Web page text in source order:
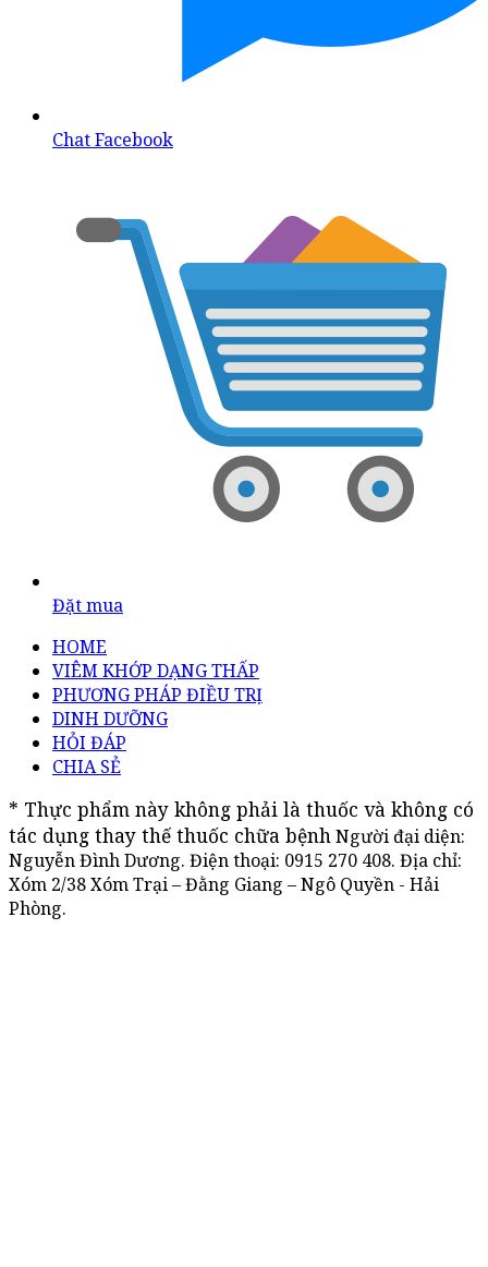
Chat Facebook
Đặt mua
HOME
VIÊM KHỚP DẠNG THẤP
PHƯƠNG PHÁP ĐIỀU TRỊ
DINH DƯỠNG
HỎI ĐÁP
CHIA SẺ
* Thực phẩm này không phải là thuốc và không có
tác dụng thay thế thuốc chữa bệnh Người đại diện:
Nguyễn Đình Dương. Điện thoại: 0915 270 408. Địa chỉ:
Xóm 2/38 Xóm Trại – Đằng Giang – Ngô Quyền - Hải
Phòng.